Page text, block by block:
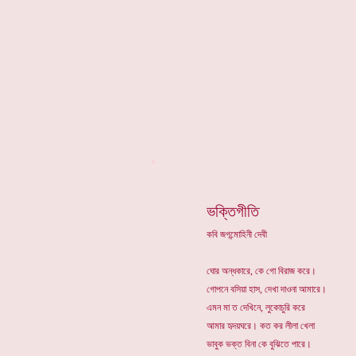
ভক্তিগীতি
কবি জগন্মোহিনী দেবী
ঘোর অন্ধকারে, কে গো বিরাজ করে।
গোপনে বসিয়া হাস, দেখা দাওনা আমারে।
এমন মা ত দেখিনে, লুকোচুরি করে
আমার হৃদয়ঘরে। কত কর লীলা খেলা
ভাবুক ভক্ত বিনা কে বুঝিতে পারে।